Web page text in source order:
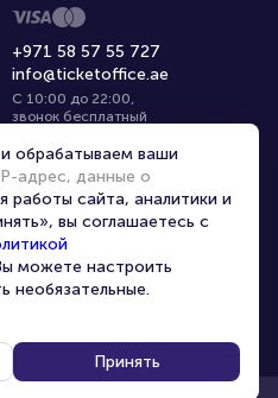
+971 58 57 55 727
info@ticketoffice.ae
С 10:00 до 22:00,
звонок бесплатный
Все площадки
страны | Ru
Все права защищены
обрабатываем ваши
адрес, данные о
работы сайта, аналитики и
вы соглашаетесь с
можете настроить
необязательные.
Принять